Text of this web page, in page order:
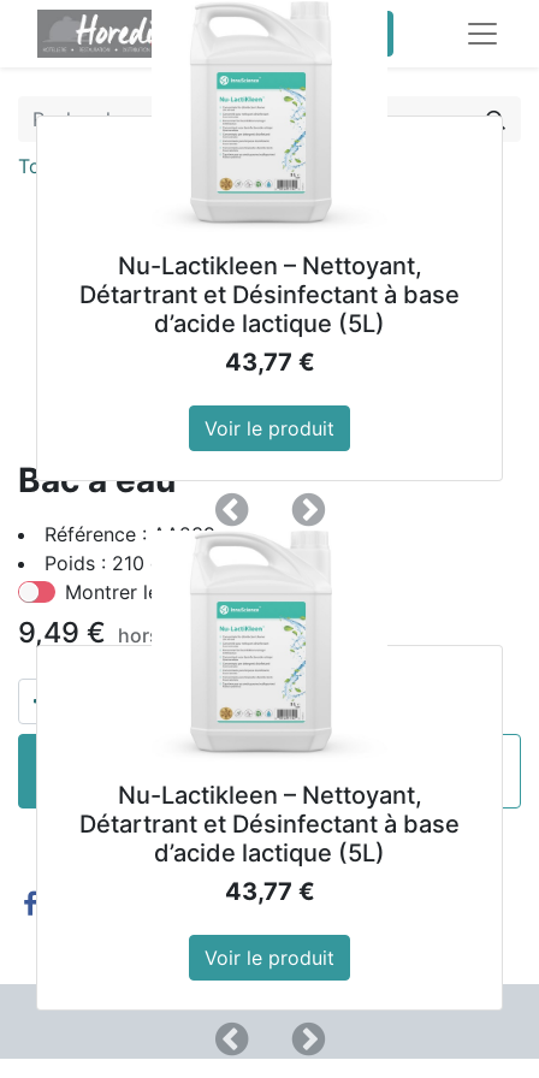
service client pro
Tous les produits Bac à eau
Bac à eau
Référence : AA239
Poids : 210 g
Montrer les prix avec la taxe inclue
9,49 € hors TVA
AJOUTER AU
PANIER
MAINTENANT
Nu-Lactikleen – Nettoyant,
Détartrant et Désinfectant à base
d’acide lactique (5L)
43,77€
Voir le produit
PrécedentSuivant
Nu-Lactikleen – Nettoyant,
Détartrant et Désinfectant à base
d’acide lactique (5L)
43,77 €
Voir le produit
PrécedentSuivant